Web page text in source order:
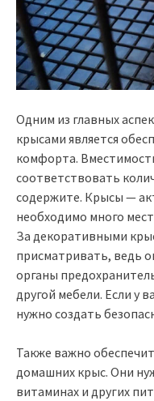
Одним из главных
крысами является
комфорта.
соответствовать
содержите. Крысы —
необходимо много
За декоративными
присматривать, ведь
органы
другой мебели. Если у
нужно создать
Также важно
домашних крыс. Они
витаминах и других